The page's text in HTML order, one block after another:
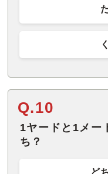
Q.10
1ヤードと1メー
ち？
ど